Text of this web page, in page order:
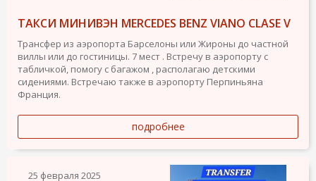
ТАКСИ МИНИВЭН MERCEDES BENZ VIANO CLASE V
Трансфер из аэропорта Барселоны или Жироны до частной
виллы или до гостиницы. 7 мест . Встречу в аэропорту с
табличкой, помогу с багажом , располагаю детскими
сидениями. Встречаю также в аэропорту Перпиньяна
Франция.
подробнее
25 февраля 2025